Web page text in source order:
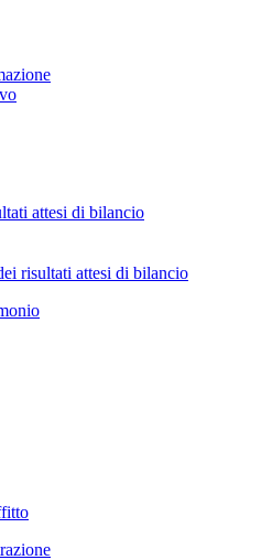
attesi di bilancio
risultati attesi di bilancio